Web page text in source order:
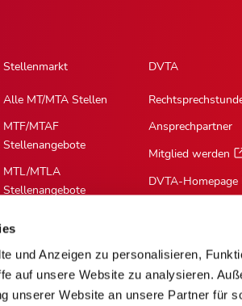
und Anzeigen zu personalisieren,
auf unsere Website zu analysieren.
unserer Website an unsere Partner für
Stellenmarkt
Alle MT/MTA Stellen
MTF/MTAF
Stellenangebote
MTL/MTLA
Stellenangebote
Stellenangebote
MTV/VMTA
Stellenangebote
DVTA
Ansprechpartner
Mitglied werden
DVTA-Homepage